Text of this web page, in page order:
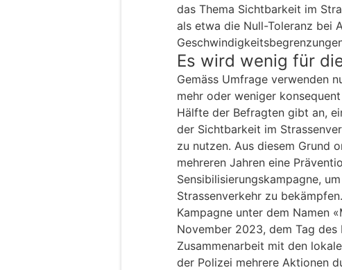
das Thema Sichtbarkeit im
als etwa die Null-Toleranz bei
Es wird wenig für
Gemäss Umfrage verwenden
mehr oder weniger
Hälfte der Befragten gibt an,
der Sichtbarkeit im
zu nutzen. Aus diesem Grund
mehreren Jahren eine
Sensibilisierungskampagne,
Strassenverkehr zu
Kampagne unter dem Namen
November 2023, dem Tag des
Zusammenarbeit mit den
der Polizei mehrere Aktionen